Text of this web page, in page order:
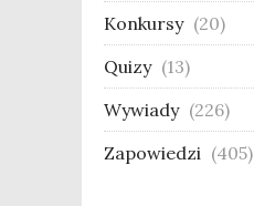
Konkursy (20)
Quizy (13)
Wywiady (226)
Zapowiedzi (405)